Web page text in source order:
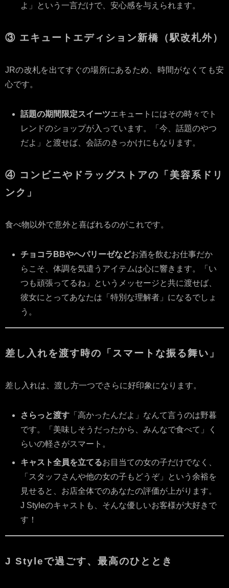
よ」という一言だけで、安心感を与えられます。
③ エキュートエディション新橋（駅改札外）
JRの改札を出てすぐの場所にあるため、時間がなくても安
心です。
話題の期間限定スイーツエキュートにはその時々でト
レンドのショップが入っています。「今、話題のやつ
だよ」と渡せば、会話のきっかけにもなります。
④ コンビニやドラッグストアの「美容系ドリ
ンク」
食べ物以外で意外と喜ばれるのがこれです。
チョコラBBやヘパリーゼなどお酒を飲むお仕事だか
らこそ、体調を気遣うアイテムは心に響きます。「い
つも頑張ってるね」というメッセージと共に渡せば、
彼女にとってあなたは「特別な理解者」になるでしょ
う。
差し入れを渡す時の「スマートな振る舞い」
差し入れは、渡し方一つでさらに好印象になります。
さらっと渡す 「高かったんだよ」なんて言うのは野暮
です。「美味しそうだったから、みんなで食べて」く
らいの軽さがスマート。
キャスト全員を立てるお目当ての女の子だけでなく、
「スタッフさんや他の女の子もどうぞ」という余裕を
見せると、お店全体でのあなたの評価が上がります。
J Styleのキャストも、そんな優しいお客様が大好きで
す！
J Styleで過ごす、最高のひととき